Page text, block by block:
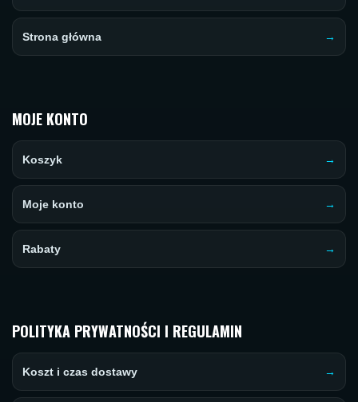
Strona główna
MOJE KONTO
Koszyk
Moje konto
Rabaty
POLITYKA PRYWATNOŚCI I REGULAMIN
Koszt i czas dostawy